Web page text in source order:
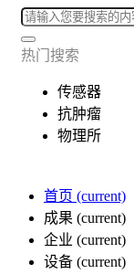
热门搜索
传感器
抗肿瘤
物理所
首页 (current)
成果 (current)
企业 (current)
设备 (current)